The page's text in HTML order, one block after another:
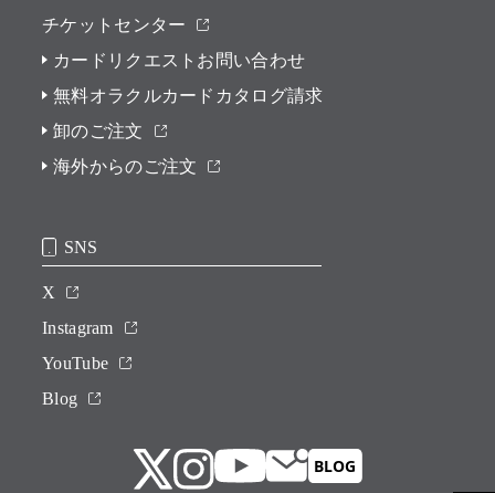
チケットセンター
カードリクエストお問い合わせ
無料オラクルカードカタログ請求
卸のご注文
海外からのご注文
SNS
X
Instagram
YouTube
Blog